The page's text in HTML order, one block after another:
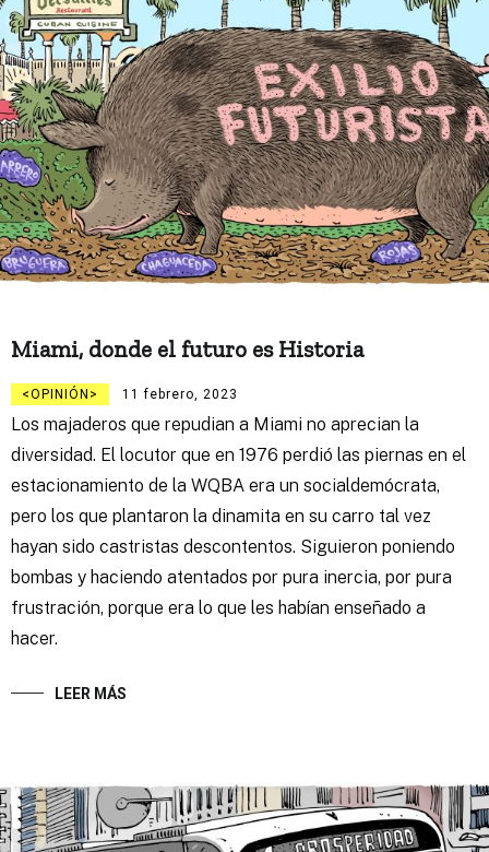
Miami, donde el futuro es Historia
OPINIÓN 11 febrero, 2023
Los majaderos que repudian a Miami no aprecian la
diversidad. El locutor que en 1976 perdió las piernas en el
estacionamiento de la WQBA era un socialdemócrata,
pero los que plantaron la dinamita en su carro tal vez
hayan sido castristas descontentos. Siguieron poniendo
bombas y haciendo atentados por pura inercia, por pura
frustración, porque era lo que les habían enseñado a
hacer.
LEER MÁS